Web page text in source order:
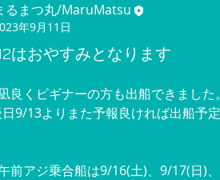
るまつ丸/MaruMatsu
年9月11日
はおやすみとなります
良くビギナーの方も出船できまし
9/13よりまた予報良ければ出船予
前アジ乗合船は9/16(土)、9/17(日)